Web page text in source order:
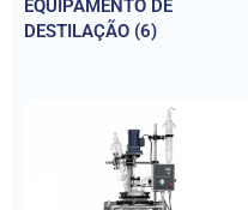
EQUIPAMENTO DE
DESTILAÇÃO (6)